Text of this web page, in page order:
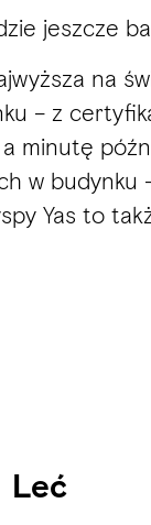
jeszcze
na
– z
minutę
w
Yas to
Leć